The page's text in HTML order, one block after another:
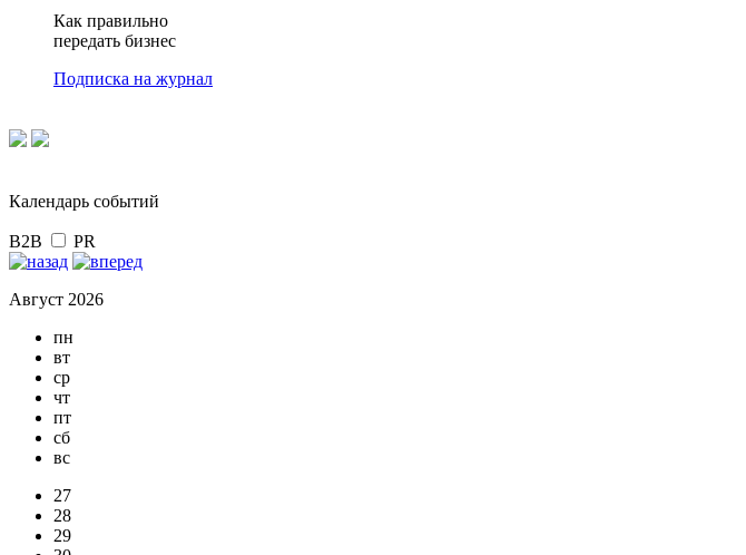
Как правильно
передать бизнес
Подписка на журнал
Календарь событий
B2B PR
Август 2026
пн
вт
ср
чт
пт
сб
вс
27
28
29